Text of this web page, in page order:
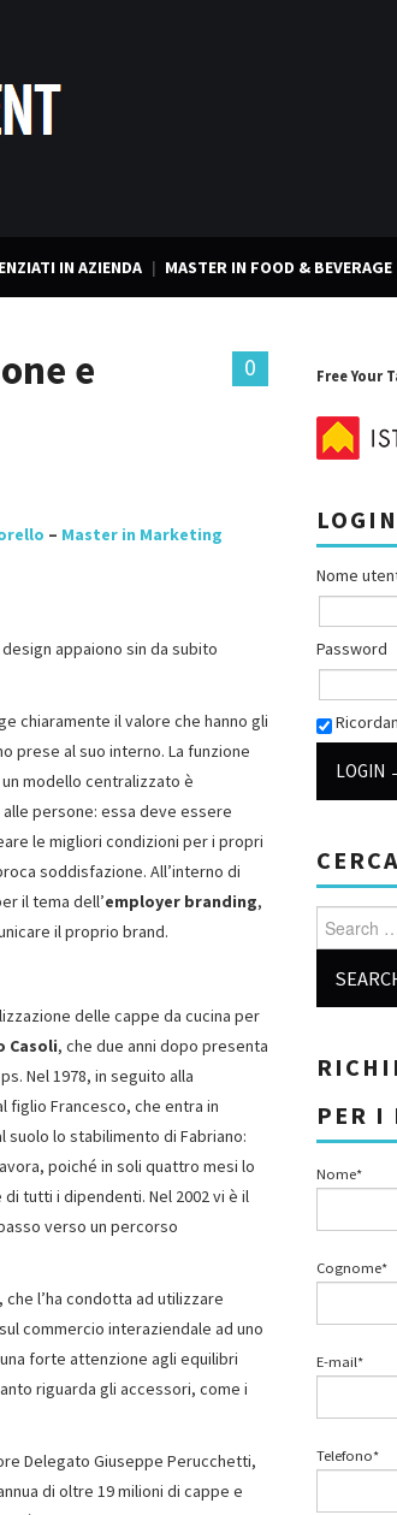
IN AZIENDA MASTER IN FOOD & BEVERAGE
0
e
– Master in Marketing
appaiono sin da subito
chiaramente il valore che hanno gli
prese al suo interno. La funzione
modello centralizzato è
persone: essa deve essere
le migliori condizioni per i propri
soddisfazione. All’interno di
il tema dell’employer branding,
il proprio brand.
delle cappe da cucina per
Casoli, che due anni dopo presenta
Nel 1978, in seguito alla
figlio Francesco, che entra in
suolo lo stabilimento di Fabriano:
poiché in soli quattro mesi lo
tutti i dipendenti. Nel 2002 vi è il
verso un percorso
l’ha condotta ad utilizzare
commercio interaziendale ad uno
forte attenzione agli equilibri
riguarda gli accessori, come i
Delegato Giuseppe Perucchetti,
di oltre 19 milioni di cappe e
Free Your
LOGIN
Nome
Password
CERCA
Search for:
PER I
Nome*
Cognome*
E-mail*
Telefono*